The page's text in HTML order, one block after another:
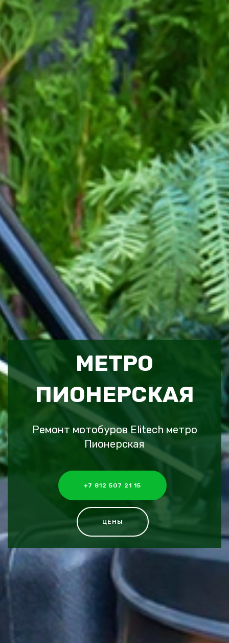
МЕТРО
ПИОНЕРСКАЯ
Ремонт мотобуров Elitech метро
Пионерская
+7 812 507 21 15
ЦЕНЫ